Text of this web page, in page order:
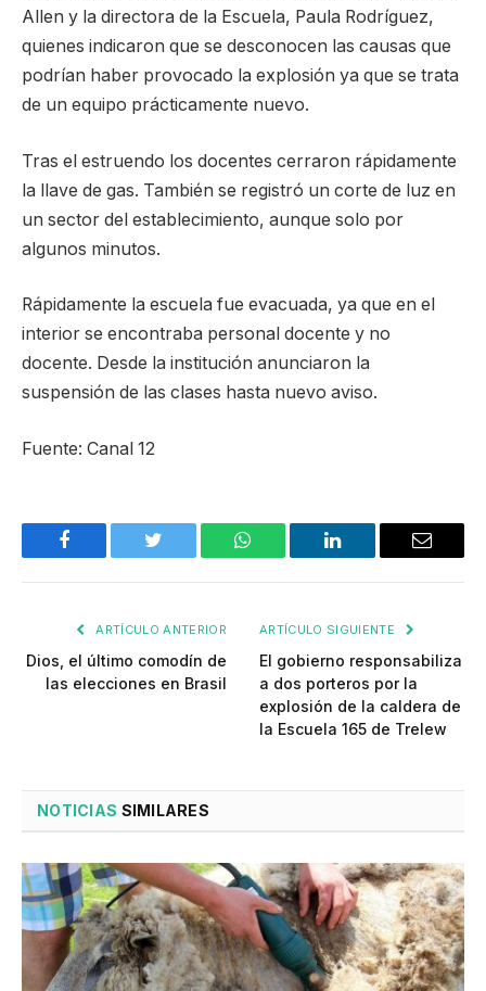
Allen y la directora de la Escuela, Paula Rodríguez,
quienes indicaron que se desconocen las causas que
podrían haber provocado la explosión ya que se trata
de un equipo prácticamente nuevo.
Tras el estruendo los docentes cerraron rápidamente
la llave de gas. También se registró un corte de luz en
un sector del establecimiento, aunque solo por
algunos minutos.
Rápidamente la escuela fue evacuada, ya que en el
interior se encontraba personal docente y no
docente. Desde la institución anunciaron la
suspensión de las clases hasta nuevo aviso.
Fuente: Canal 12
Facebook Twitter WhatsApp LinkedIn Email
ARTÍCULO ANTERIOR
Dios, el último comodín de
las elecciones en Brasil
ARTÍCULO SIGUIENTE
El gobierno responsabiliza
a dos porteros por la
explosión de la caldera de
la Escuela 165 de Trelew
NOTICIAS SIMILARES